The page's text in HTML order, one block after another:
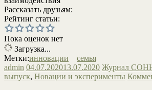
Рассказать друзьям:
Рейтинг статьи:
Пока оценок нет
Загрузка...
Метки:инновации
семья
admin 04.07.202013.07.2020 Журнал
выпуск, Новации и эксперименты